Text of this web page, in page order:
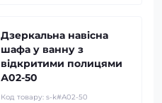
Дзеркальна навісна
шафа у ванну з
відкритими полицями
А02-50
Код товару: s-k#А02-50